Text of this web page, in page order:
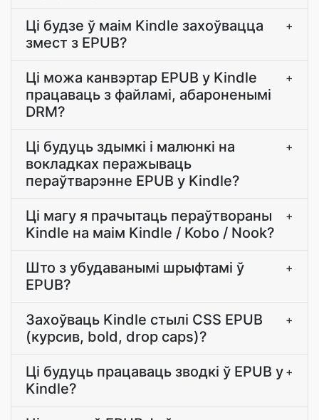
Ці будзе ў маім Kindle захоўвацца
змест з EPUB?
+
Ці можа канвэртар EPUB у Kindle
працаваць з файламі, абароненымі
DRM?
+
Ці будуць здымкі і малюнкі на
вокладках перажываць
пераўтварэнне EPUB у Kindle?
+
Ці магу я прачытаць пераўтвораны
Kindle на маім Kindle / Kobo / Nook?
+
Што з убудаванымі шрыфтамі ў
EPUB?
+
Захоўваць Kindle стылі CSS EPUB
(курсив, bold, drop caps)?
+
Ці будуць працаваць зводкі ў EPUB у
Kindle?
+